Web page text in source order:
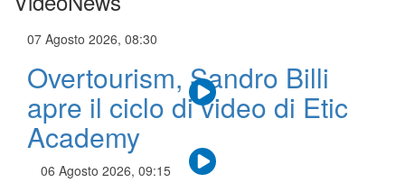
07 Agosto 2026, 08:30
Overtourism, Sandro Billi
apre il ciclo di video di Etic
Academy
06 Agosto 2026, 09:15